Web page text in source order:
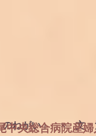
ねがい」 × 文
中央総合病院産